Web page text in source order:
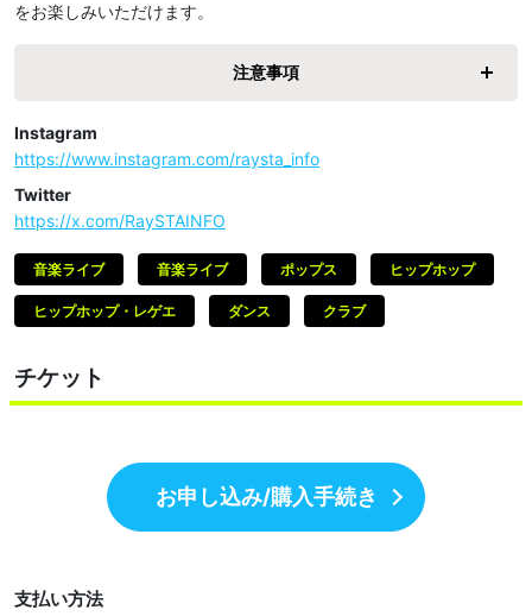
をお楽しみいただけます。
注意事項
Instagram
https://www.instagram.com/raysta_info
Twitter
https://x.com/RaySTAINFO
音楽ライブ 音楽ライブ ポップス ヒップホップ
ヒップホップ・レゲエ ダンス クラブ
チケット
お申し込み/購入手続き
支払い方法